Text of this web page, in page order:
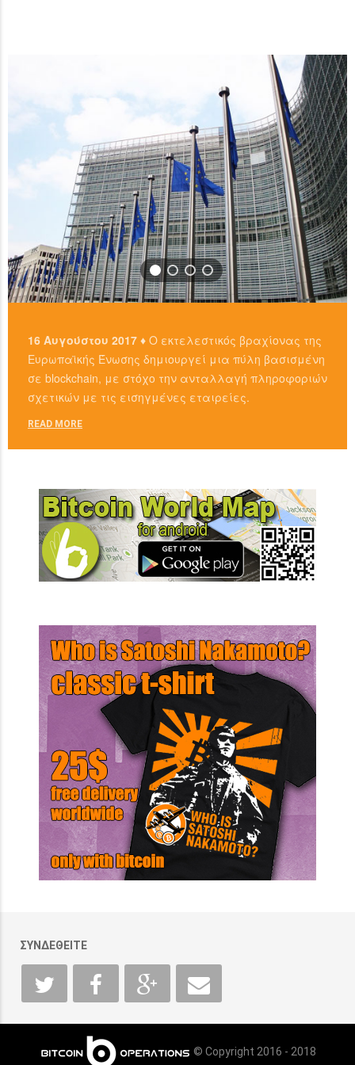
READ MORE
16 Αυγούστου 2017 ♦ Ο εκτελεστικός βραχίονας της
Ευρωπαϊκής Ένωσης δημιουργεί μια πύλη βασισμένη
σε blockchain, με στόχο την ανταλλαγή πληροφοριών
σχετικών με τις εισηγμένες εταιρείες.
READ MORE
ΣΥΝΔΕΘΕΙΤΕ
© Copyright 2016 - 2018